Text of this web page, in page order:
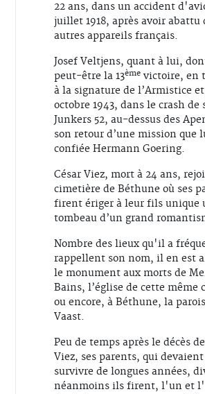
22 ans, dans un accident
juillet 1918, après avoir abattu
autres appareils français.
Josef Veltjens, quant à lui,
peut-être la 13ème victoire, en
à la signature de l’Armistice
octobre 1943, dans le crash de
Junkers 52, au-dessus des
son retour d’une mission que
confiée Hermann Goering.
César Viez, mort à 24 ans,
cimetière de Béthune où ses
firent ériger à leur fils unique
tombeau d’un grand
Nombre des lieux qu'il a
rappellent son nom, il en est
le monument aux morts de
Bains, l’église de cette même
ou encore, à Béthune, la
Vaast.
Peu de temps après le décès
Viez, ses parents, qui
survivre de longues années,
néanmoins ils firent, l'un et